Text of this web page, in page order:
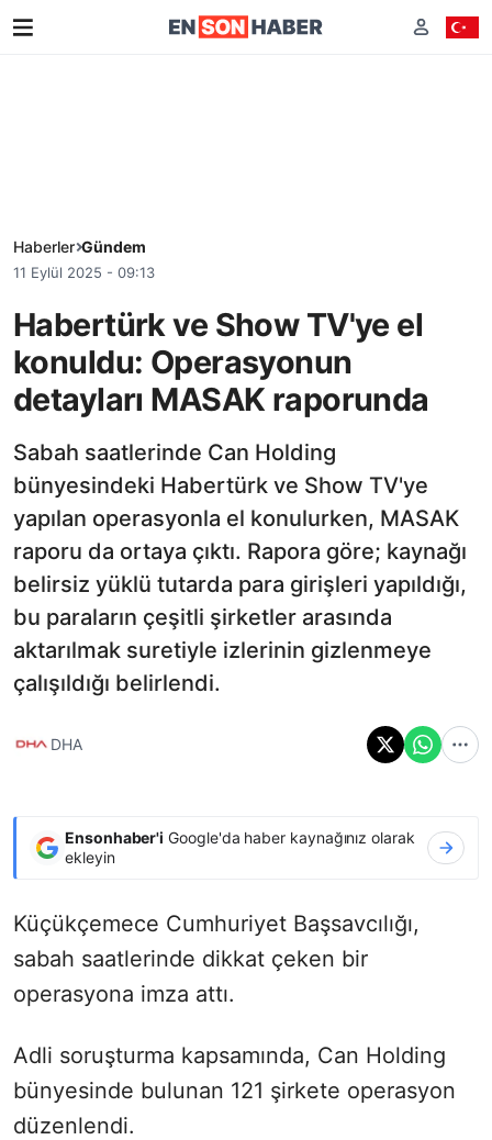
Haberler Gündem
11 Eylül 2025 - 09:13
Habertürk ve Show TV'ye el
konuldu: Operasyonun
detayları MASAK raporunda
Sabah saatlerinde Can Holding
bünyesindeki Habertürk ve Show TV'ye
yapılan operasyonla el konulurken, MASAK
raporu da ortaya çıktı. Rapora göre; kaynağı
belirsiz yüklü tutarda para girişleri yapıldığı,
bu paraların çeşitli şirketler arasında
aktarılmak suretiyle izlerinin gizlenmeye
çalışıldığı belirlendi.
DHA
Ensonhaber'i Google'da haber kaynağınız olarak
ekleyin
Küçükçemece Cumhuriyet Başsavcılığı,
sabah saatlerinde dikkat çeken bir
operasyona imza attı.
Adli soruşturma kapsamında, Can Holding
bünyesinde bulunan 121 şirkete operasyon
düzenlendi.